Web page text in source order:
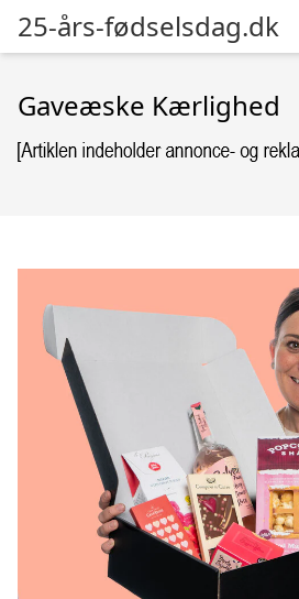
25-års-fødselsdag.dk
Gaveæske Kærlighed